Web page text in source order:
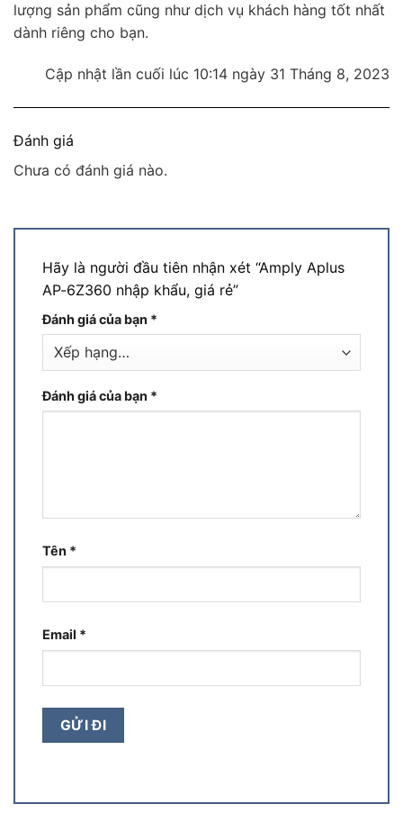
lượng sản phẩm cũng như dịch vụ khách hàng tốt nhất
dành riêng cho bạn.
Cập nhật lần cuối lúc 10:14 ngày 31 Tháng 8, 2023
Đánh giá
Chưa có đánh giá nào.
Hãy là người đầu tiên nhận xét “Amply Aplus
AP-6Z360 nhập khẩu, giá rẻ”
Đánh giá của bạn *
Đánh giá của bạn *
Tên *
Email *